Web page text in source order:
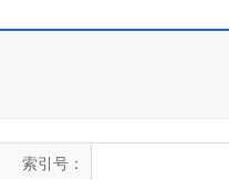
索引号：